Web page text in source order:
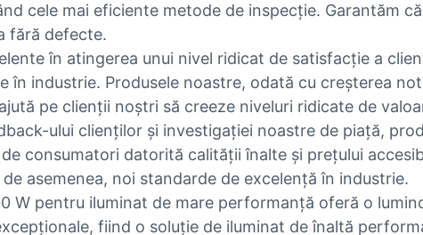
cele mai eficiente metode de inspecție. Garantăm că
fără defecte.
în atingerea unui nivel ridicat de satisfacție a
în industrie. Produsele noastre, odată cu creșterea
pe clienții noștri să creeze niveluri ridicate de
ului clienților și investigației noastre de piață,
consumatori datorită calității înalte și prețului
asemenea, noi standarde de excelență în industrie.
W pentru iluminat de mare performanță oferă o
fiind o soluție de iluminat de înaltă